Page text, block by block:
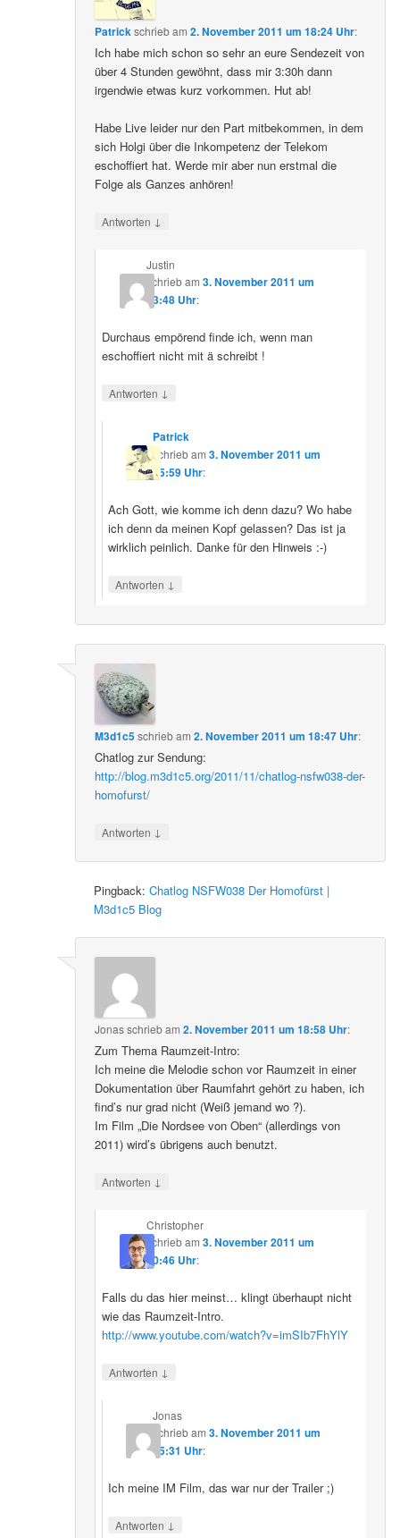
Patrickschriebam2. November 2011 um 18:24 Uhr:
Ich habe mich schon so sehr an eure Sendezeit von
über 4 Stunden gewöhnt, dass mir 3:30h dann
irgendwie etwas kurz vorkommen. Hut ab!
Habe Live leider nur den Part mitbekommen, in dem
sich Holgi über die Inkompetenz der Telekom
eschoffiert hat. Werde mir aber nun erstmal die
Folge als Ganzes anhören!
Antworten ↓
Justin
schriebam 3. November 2011 um
13:48 Uhr:
Durchaus empörend finde ich, wenn man
eschoffiert nicht mit ä schreibt !
Antworten ↓
Patrick
schriebam3. November 2011 um
15:59 Uhr:
Ach Gott, wie komme ich denn dazu? Wo habe
ich denn da meinen Kopf gelassen? Das ist ja
wirklich peinlich. Danke für den Hinweis :-)
Antworten ↓
M3d1c5schriebam2. November 2011 um 18:47 Uhr:
Chatlog zur Sendung:
http://blog.m3d1c5.org/2011/11/chatlog-nsfw038-der-
homofurst/
Antworten ↓
Pingback:Chatlog NSFW038 Der Homofürst |
M3d1c5 Blog
Jonasschriebam2. November 2011 um 18:58 Uhr:
Zum Thema Raumzeit-Intro:
Ich meine die Melodie schon vor Raumzeit in einer
Dokumentation über Raumfahrt gehört zu haben, ich
find’s nur grad nicht (Weiß jemand wo ?).
Im Film „Die Nordsee von Oben“ (allerdings von
2011) wird’s übrigens auch benutzt.
Antworten ↓
Christopher
schriebam 3. November 2011 um
00:46 Uhr:
Falls du das hier meinst… klingt überhaupt nicht
wie das Raumzeit-Intro.
http://www.youtube.com/watch?v=imSIb7FhYlY
Antworten ↓
Jonas
schriebam3. November 2011 um
15:31 Uhr:
Ich meine IM Film, das war nur der Trailer ;)
Antworten ↓